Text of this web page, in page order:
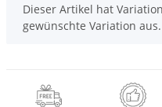
x
Dieser Artikel hat
gewünschte Variation aus.